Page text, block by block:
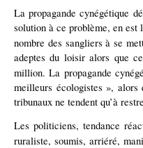
La propagande cynégétique
solution à ce problème, en est
nombre des sangliers à se
adeptes du loisir alors que
million. La propagande
meilleurs écologistes »,
tribunaux ne tendent qu’à
Les politiciens, tendance
ruraliste, soumis, arriéré,